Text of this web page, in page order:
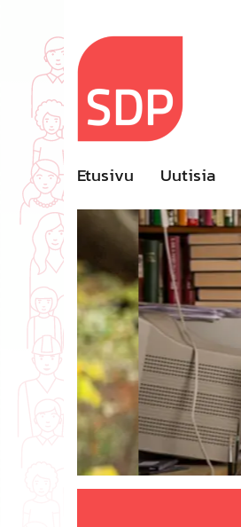
content
Etusivu Uutisia